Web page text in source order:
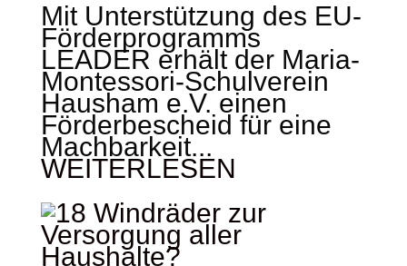
Mit Unterstützung des EU-
Förderprogramms
LEADER erhält der Maria-
Montessori-Schulverein
Hausham e.V. einen
Förderbescheid für eine
Machbarkeit...
WEITERLESEN